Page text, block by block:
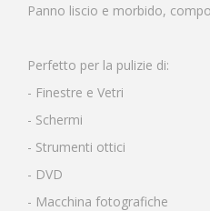
Panno liscio e morbido,
Perfetto per la pulizie di:
- Finestre e Vetri
- Schermi
- Strumenti ottici
- DVD
- Macchina fotografiche